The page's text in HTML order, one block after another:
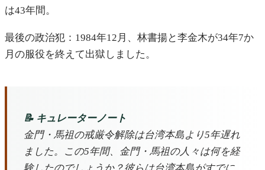
は43年間。
最後の政治犯：1984年12月、林書揚と李金木が34年7か
月の服役を終えて出獄しました。
📝 キュレーターノート
金門・馬祖の戒厳令解除は台湾本島より5年遅れ
ました。この5年間、金門・馬祖の人々は何を経